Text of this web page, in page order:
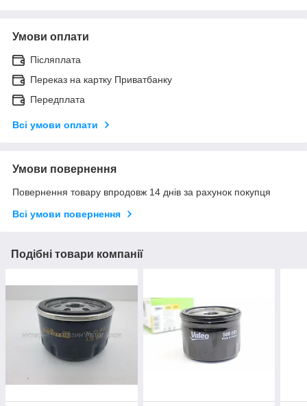
Умови оплати
Післяплата
Переказ на картку Приватбанку
Передплата
Всі умови оплати
Умови повернення
Повернення товару впродовж 14 днів за рахунок покупця
Всі умови повернення
Подібні товари компанії